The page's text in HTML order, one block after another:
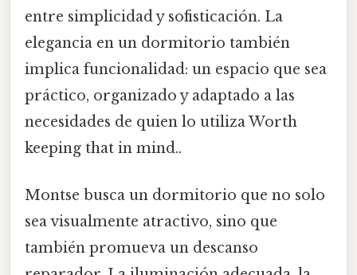
entre simplicidad y sofisticación. La
elegancia en un dormitorio también
implica funcionalidad: un espacio que sea
práctico, organizado y adaptado a las
necesidades de quien lo utiliza Worth
keeping that in mind..
Montse busca un dormitorio que no solo
sea visualmente atractivo, sino que
también promueva un descanso